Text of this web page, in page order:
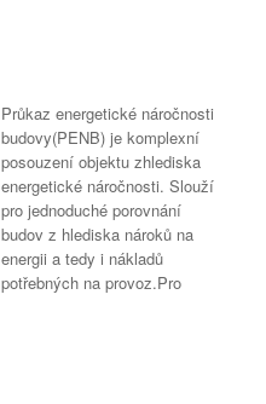
Průkaz energetické náročnosti
budovy(PENB) je komplexní
posouzení objektu zhlediska
energetické náročnosti. Slouží
pro jednoduché porovnání
budov z hlediska nároků na
energii a tedy i nákladů
potřebných na provoz.Pro